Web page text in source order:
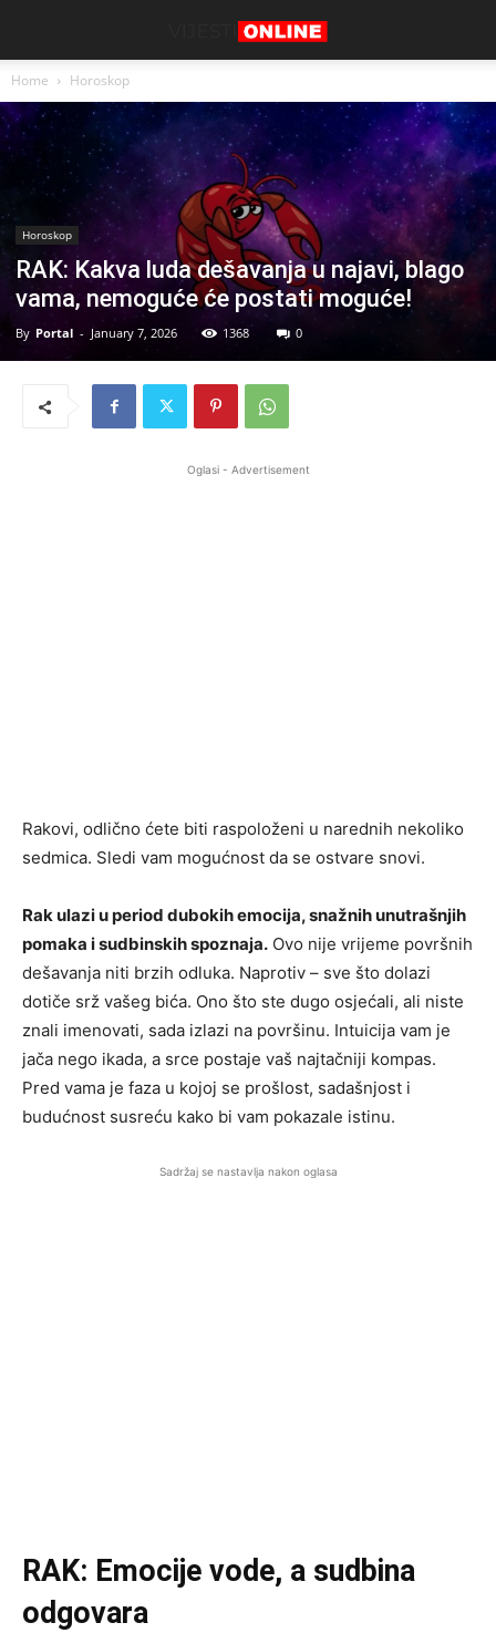
Home Horoskop
Horoskop
RAK: Kakva luda dešavanja u najavi, blago
vama, nemoguće će postati moguće!
By Portal - January 7, 2026 1368 0
Oglasi - Advertisement
Rakovi, odlično ćete biti raspoloženi u narednih nekoliko
sedmica. Sledi vam mogućnost da se ostvare snovi.
Rak ulazi u period dubokih emocija, snažnih unutrašnjih
pomaka i sudbinskih spoznaja. Ovo nije vrijeme površnih
dešavanja niti brzih odluka. Naprotiv – sve što dolazi
dotiče srž vašeg bića. Ono što ste dugo osjećali, ali niste
znali imenovati, sada izlazi na površinu. Intuicija vam je
jača nego ikada, a srce postaje vaš najtačniji kompas.
Pred vama je faza u kojoj se prošlost, sadašnjost i
budućnost susreću kako bi vam pokazale istinu.
Sadržaj se nastavlja nakon oglasa
RAK: Emocije vode, a sudbina
odgovara